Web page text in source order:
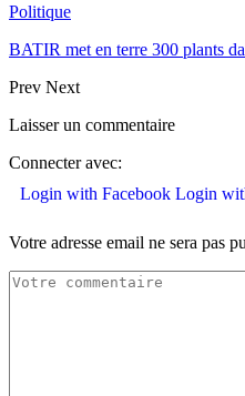
Politique
BATIR met en terre 300 plants
Prev Next
Laisser un commentaire
Connecter avec:
Login with Facebook Login
Votre adresse email ne sera pas